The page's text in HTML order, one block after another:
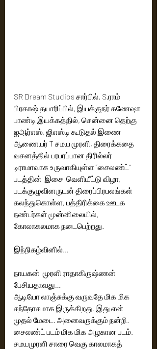
SR Dream Studios சார்பில், S.ராம்
பிரகாஷ் தயாரிப்பில், இயக்குநர் கணேஷா
பாண்டி இயக்கத்தில், சென்னை தெற்கு
ஐஆர்எஸ், ஜிஎஸ்டி கூடுதல் இணை
ஆணையர் T சமய முரளி, திரைக்கதை
வசனத்தில் பரபரப்பான திரில்லர்
டிராமாவாக உருவாகியுள்ள “சைலண்ட்”
படத்தின்  இசை  வெளியீட்டு விழா,
படக்குழுவினருடன் திரைப்பிரபலங்கள்
கலந்துகொள்ள, பத்திரிக்கை ஊடக
நண்பர்கள் முன்னிலையில்,
கோலாகலமாக நடைபெற்றது.
இந்நிகழ்வினில்…
நாயகன்  முரளி ராதாகிருஷ்ணன்
பேசியதாவது…
ஆடியோ லாஞ்சுக்கு வருவதே மிக மிக
சந்தோசமாக இருக்கிறது. இது என்
முதல் மேடை. அனைவருக்கும் நன்றி.
சைலண்ட் படம் மிக மிக அழகான படம்.
சமயமுரளி சாரை வெகு காலமாகத்